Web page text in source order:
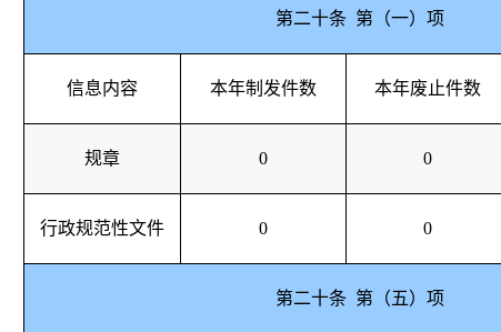
第二十条 第（一）项
信息内容 本年制发件数 本年废止件数
规章 0 0
行政规范性文件 0 0
第二十条 第（五）项